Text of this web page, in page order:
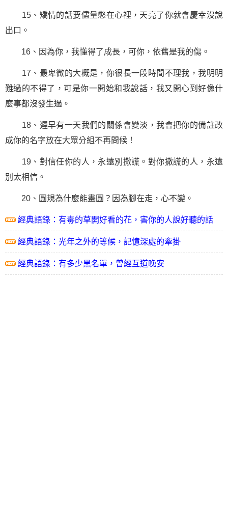
15、矯情的話要儘量憋在心裡，天亮了你就會慶幸沒說
出口。
16、因為你，我懂得了成長，可你，依舊是我的傷。
17、最卑微的大概是，你很長一段時間不理我，我明明
難過的不得了，可是你一開始和我說話，我又開心到好像什
麼事都沒發生過。
18、遲早有一天我們的關係會變淡，我會把你的備註改
成你的名字放在大眾分組不再問候！
19、對信任你的人，永遠別撒謊。對你撒謊的人，永遠
別太相信。
20、圓規為什麼能畫圓？因為腳在走，心不變。
經典語錄：有毒的草開好看的花，害你的人說好聽的話
經典語錄：光年之外的等候，記憶深處的牽掛
經典語錄：有多少黑名單，曾經互道晚安